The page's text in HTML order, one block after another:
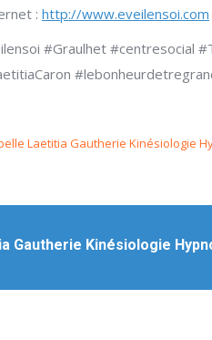
: http://www.eveilensoi.com
#Graulhet #centresocial
Laetitia Gautherie Kinésiologie
Gautherie Kinésiologie